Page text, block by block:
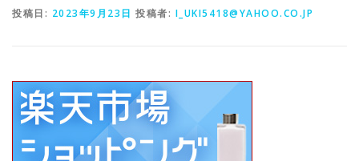
投稿日: 2023年9月23日 投稿者: I_UKI5418@YAHOO.CO.JP